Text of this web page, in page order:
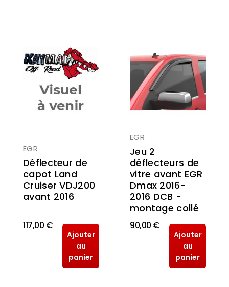
EGR
Déflecteur de
capot Land
Cruiser VDJ200
avant 2016
117,00 €
Ajouter
au
panier
EGR
Jeu 2
déflecteurs de
vitre avant EGR
Dmax 2016-
2016 DCB -
montage collé
90,00 €
Ajouter
au
panier